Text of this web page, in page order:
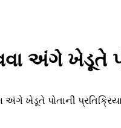
અંગે ખેડૂતે
અંગે ખેડૂતે પોતાની